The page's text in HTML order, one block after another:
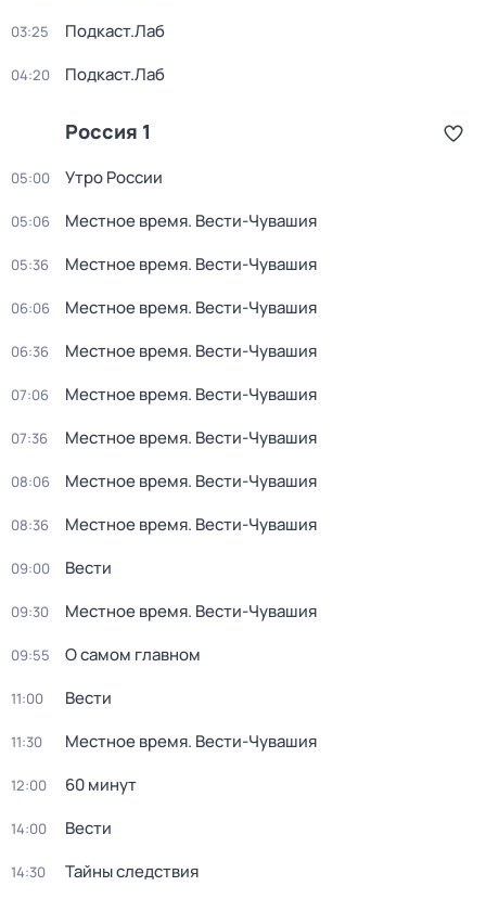
03:25 Подкаст.Лаб
04:20 Подкаст.Лаб
Россия 1
05:00 Утро России
05:06 Местное время. Вести-Чувашия
05:36 Местное время. Вести-Чувашия
06:06 Местное время. Вести-Чувашия
06:36 Местное время. Вести-Чувашия
07:06 Местное время. Вести-Чувашия
07:36 Местное время. Вести-Чувашия
08:06 Местное время. Вести-Чувашия
08:36 Местное время. Вести-Чувашия
09:00 Вести
09:30 Местное время. Вести-Чувашия
09:55 О самом главном
11:00 Вести
11:30 Местное время. Вести-Чувашия
12:00 60 минут
14:00 Вести
14:30 Тайны следствия